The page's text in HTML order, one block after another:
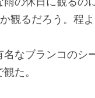
観るだろう。程
なブランコのシ
た。